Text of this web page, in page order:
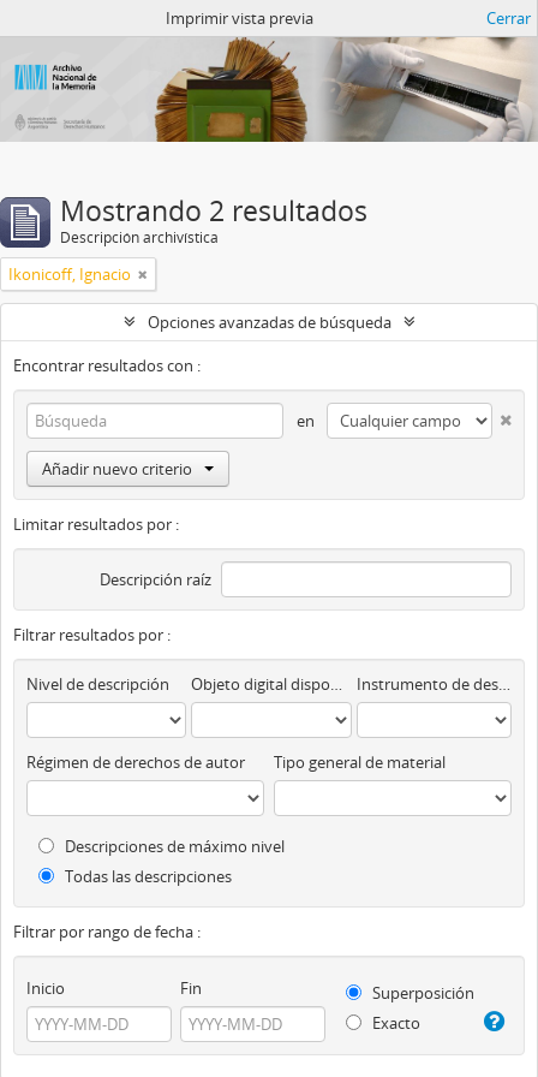
Imprimir vista previa Cerrar
Mostrando 2 resultados
Descripción archivística
Ikonicoff, Ignacio
Opciones avanzadas de búsqueda
Encontrar resultados con :
en
Añadir nuevo criterio
Limitar resultados por :
Descripción raíz
Filtrar resultados por :
Nivel de descripción Objeto digital disponibles Instrumento de descripción
Régimen de derechos de autor Tipo general de material
Descripciones de máximo nivel
Todas las descripciones
Filtrar por rango de fecha :
Inicio Fin
Superposición
Exacto